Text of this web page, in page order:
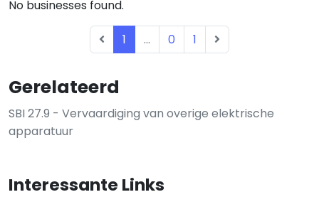
Gerelateerd
SBI 27.9 - Vervaardiging van overige elektrische
apparatuur
Interessante Links
No businesses found.
1 ... 0 1